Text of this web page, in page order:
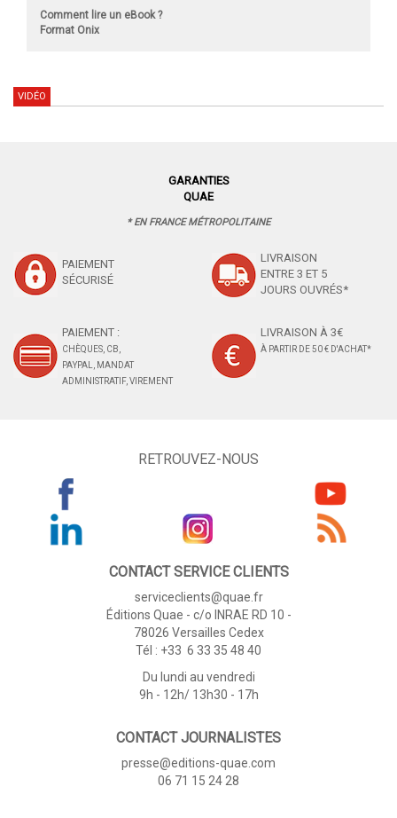
Comment lire un eBook ?
Format Onix
VIDÉO
GARANTIES
QUAE
* EN FRANCE MÉTROPOLITAINE
PAIEMENT
SÉCURISÉ
LIVRAISON
ENTRE 3 ET 5
JOURS OUVRÉS*
PAIEMENT :
CHÈQUES, CB,
PAYPAL, MANDAT
ADMINISTRATIF, VIREMENT
LIVRAISON À 3€
À PARTIR DE 50 € D'ACHAT*
RETROUVEZ-NOUS
CONTACT SERVICE CLIENTS
serviceclients@quae.fr
Éditions Quae - c/o INRAE RD 10 -
78026 Versailles Cedex
Tél : +33 6 33 35 48 40
Du lundi au vendredi
9h - 12h/ 13h30 - 17h
CONTACT JOURNALISTES
presse@editions-quae.com
06 71 15 24 28